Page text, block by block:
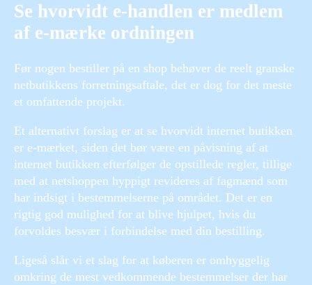
Se hvorvidt e-handlen er medlem
af e-mærke ordningen
Før nogen bestiller på en shop behøver de reelt granske
netbutikkens forretningsaftale, det er dog for det meste
et omfattende projekt.
Et alternativt forslag er at se hvorvidt internet butikken
er e-mærket, siden det bør være en påvisning af at
internet butikken efterfølger de opstillede regler, tillige
med at netshoppen hyppigt revideres af fagmænd som
har indsigt i bestemmelserne på området. Det er en
rigtig god mulighed for at blive hjulpet, hvis du
forvoldes besvær i forbindelse med din bestilling.
Ligeså slår vi et slag for at køberen er omhyggelig
omkring de mest vedkommende bestemmelser der har